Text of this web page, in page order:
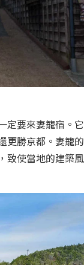
定要來妻籠宿。它
更勝京都。妻籠的
致使當地的建築風